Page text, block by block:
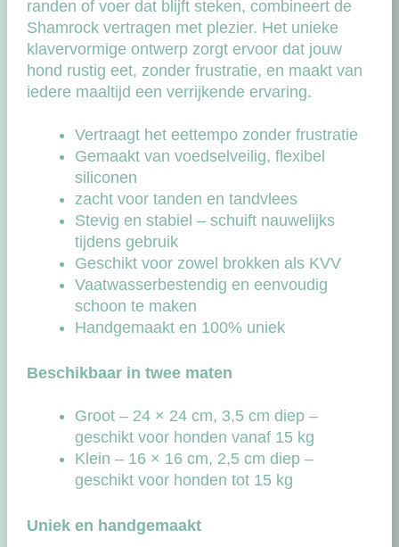
randen of voer dat blijft steken, combineert de
Shamrock vertragen met plezier. Het unieke
klavervormige ontwerp zorgt ervoor dat jouw
hond rustig eet, zonder frustratie, en maakt van
iedere maaltijd een verrijkende ervaring.
Vertraagt het eettempo zonder frustratie
Gemaakt van voedselveilig, flexibel
siliconen
zacht voor tanden en tandvlees
Stevig en stabiel – schuift nauwelijks
tijdens gebruik
Geschikt voor zowel brokken als KVV
Vaatwasserbestendig en eenvoudig
schoon te maken
Handgemaakt en 100% uniek
Beschikbaar in twee maten
Groot – 24 × 24 cm, 3,5 cm diep –
geschikt voor honden vanaf 15 kg
Klein – 16 × 16 cm, 2,5 cm diep –
geschikt voor honden tot 15 kg
Uniek en handgemaakt